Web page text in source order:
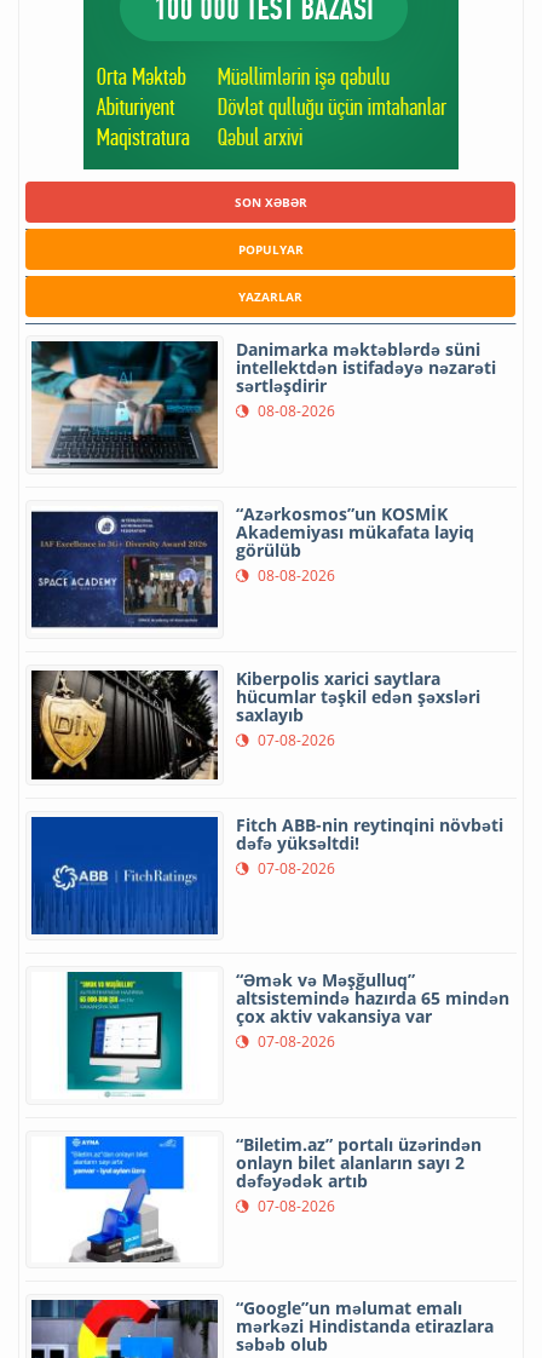
SON XƏBƏR
POPULYAR
YAZARLAR
Danimarka məktəblərdə süni
intellektdən istifadəyə nəzarəti
sərtləşdirir
08-08-2026
“Azərkosmos”un KOSMİK
Akademiyası mükafata layiq
görülüb
08-08-2026
Kiberpolis xarici saytlara
hücumlar təşkil edən şəxsləri
saxlayıb
07-08-2026
Fitch ABB-nin reytinqini növbəti
dəfə yüksəltdi!
07-08-2026
“Əmək və Məşğulluq”
altsistemində hazırda 65 mindən
çox aktiv vakansiya var
07-08-2026
“Biletim.az” portalı üzərindən
onlayn bilet alanların sayı 2
dəfəyədək artıb
07-08-2026
“Google”un məlumat emalı
mərkəzi Hindistanda etirazlara
səbəb olub